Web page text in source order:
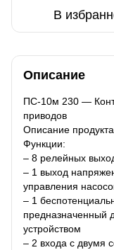
В
Описание
ПС-10м 230 —
приводов
Описание продукта
Функции:
– 8 релейных
– 1 выход
управления
– 1
предназначенный
устройством
– 2 входа с двумя